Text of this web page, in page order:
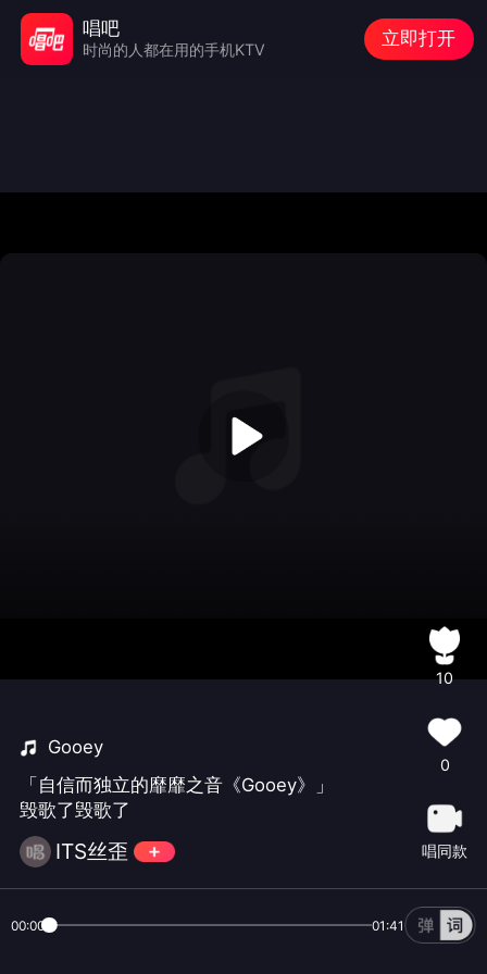
Gooey
「自信而独立的靡靡之音《Gooey》」
毁歌了毁歌了
ITS丝歪
10
0
唱同款
00:00 01:41
唱吧
时尚的人都在用的手机KTV
立即打开